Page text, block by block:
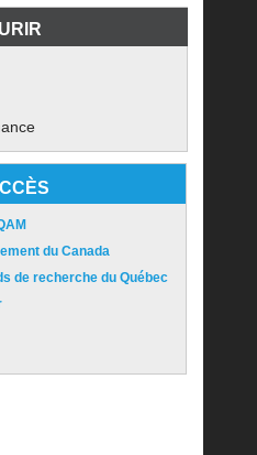
du Canada
de recherche du Québec